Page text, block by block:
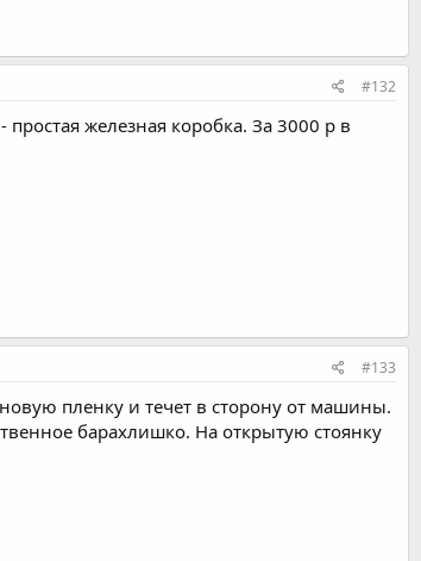
#132
железная коробка. За 3000 р в
#133
пленку и течет в сторону от машины.
барахлишко. На открытую стоянку